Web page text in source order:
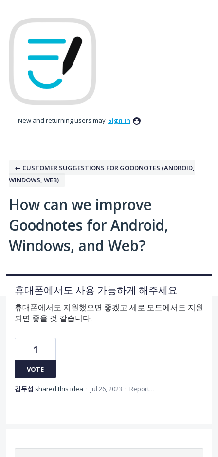
to
content
New and returning users may Sign In
← CUSTOMER SUGGESTIONS FOR GOODNOTES (ANDROID,
WINDOWS, WEB)
How can we improve
Goodnotes for Android,
Windows, and Web?
휴대폰에서도 사용 가능하게 해주세요
휴대폰에서도 지원했으면 좋겠고 세로 모드에서도 지원
되면 좋을 것 같습니다.
1
VOTE
김두성 shared this idea · Jul 26, 2023 · Report…